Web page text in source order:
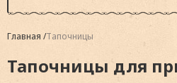
Главная Тапочницы
Тапочницы для